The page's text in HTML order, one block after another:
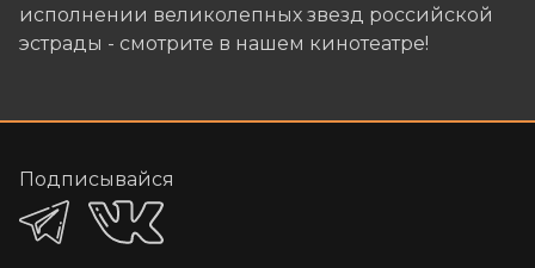
исполнении великолепных звезд российской
эстрады - смотрите в нашем кинотеатре!
Подписывайся